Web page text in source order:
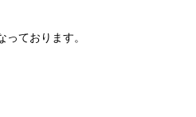
ております。